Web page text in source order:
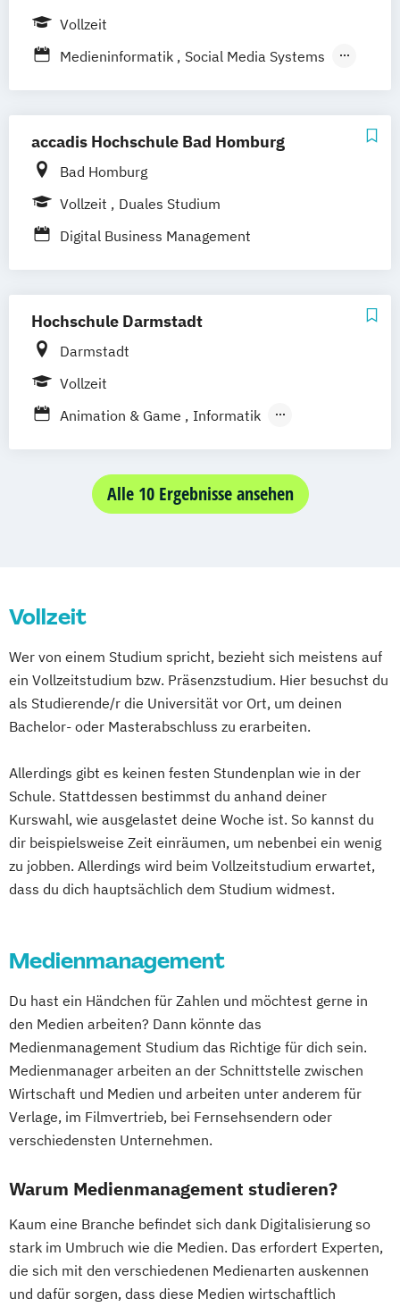
Management und Marketing in Mode
Marken und Medien
Vollzeit
Medieninformatik
Social Media Systems
accadis Hochschule Bad Homburg
Bad Homburg
Vollzeit
Duales Studium
Digital Business Management
Hochschule Darmstadt
Darmstadt
Vollzeit
Animation & Game
Informatik
Interactive Media Design
International Media Cultural Work
Onlinekommunikation
Alle 10 Ergebnisse ansehen
Vollzeit
Wer von einem Studium spricht, bezieht sich meistens auf
ein Vollzeitstudium bzw. Präsenzstudium. Hier besuchst du
als Studierende/r die Universität vor Ort, um deinen
Bachelor- oder Masterabschluss zu erarbeiten.
Allerdings gibt es keinen festen Stundenplan wie in der
Schule. Stattdessen bestimmst du anhand deiner
Kurswahl, wie ausgelastet deine Woche ist. So kannst du
dir beispielsweise Zeit einräumen, um nebenbei ein wenig
zu jobben. Allerdings wird beim Vollzeitstudium erwartet,
dass du dich hauptsächlich dem Studium widmest.
Medienmanagement
Du hast ein Händchen für Zahlen und möchtest gerne in
den Medien arbeiten? Dann könnte das
Medienmanagement Studium das Richtige für dich sein.
Medienmanager arbeiten an der Schnittstelle zwischen
Wirtschaft und Medien und arbeiten unter anderem für
Verlage, im Filmvertrieb, bei Fernsehsendern oder
verschiedensten Unternehmen.
Warum Medienmanagement studieren?
Kaum eine Branche befindet sich dank Digitalisierung so
stark im Umbruch wie die Medien. Das erfordert Experten,
die sich mit den verschiedenen Medienarten auskennen
und dafür sorgen, dass diese Medien wirtschaftlich